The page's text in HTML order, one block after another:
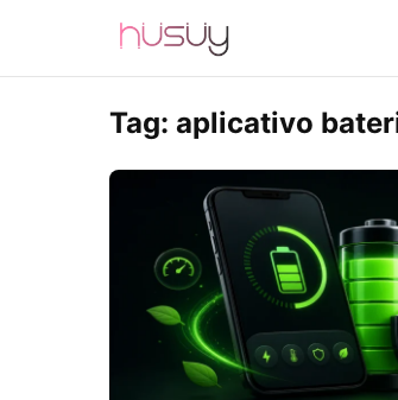
Tag: aplicativo